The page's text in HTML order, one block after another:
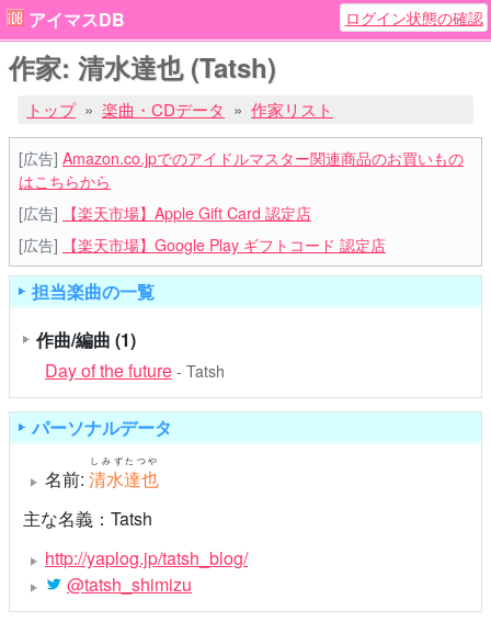
アイマスDB ログイン状態の確認
作家: 清水達也 (Tatsh)
トップ 楽曲・CDデータ 作家リスト
[広告] Amazon.co.jpでのアイドルマスター関連商品のお買いもの
はこちらから
[広告]
【楽天市場】Apple Gift Card 認定店
[広告]
【楽天市場】Google Play ギフトコード 認定店
担当楽曲の一覧
作曲/編曲 (1)
Day of the future - Tatsh
パーソナルデータ
名前: 清水達也
しみずたつや
主な名義：Tatsh
http://yaplog.jp/tatsh_blog/
@tatsh_shimizu